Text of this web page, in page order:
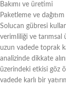
Bakımı ve üretimi
Paketleme ve
Solucan gübresi
verimliliği ve tarımsal
uzun vadede toprak
analizinde dikkate
üzerindeki etkisi göz
vadede karlı bir